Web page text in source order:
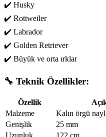
✔️ Husky
✔️ Rottweiler
✔️ Labrador
✔️ Golden Retriever
✔️ Büyük ve orta ırklar
🔧 Teknik Özellikler:
Özellik
Malzeme
Kalın örgü
Genişlik
25 mm
Uzunluk
122 cm